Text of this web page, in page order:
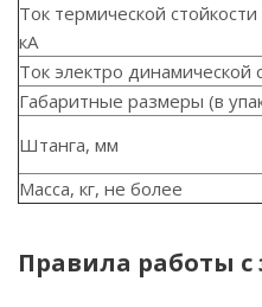
Ток термической
кА
Ток электро динамической
Габаритные размеры (в
Штанга, мм
Масса, кг, не более
Правила работы